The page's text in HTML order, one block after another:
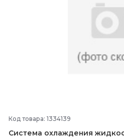
Код товара: 1334139
Система охлаждения